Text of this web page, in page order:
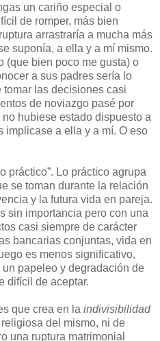
un cariño especial o
de romper, más bien
arrastraría a mucha más
suponía, a ella y a mí mismo.
(que bien poco me gusta) o
a sus padres sería lo
las decisiones casi
de noviazgo pasé por
hubiese estado dispuesto a
implicase a ella y a mí. O eso
práctico”. Lo práctico agrupa
se toman durante la relación
y la futura vida en pareja.
sin importancia pero con una
casi siempre de carácter
bancarias conjuntas, vida en
es menos significativo,
papeleo y degradación de
difícil de aceptar.
que crea en la indivisibilidad
del mismo, ni de
una ruptura matrimonial